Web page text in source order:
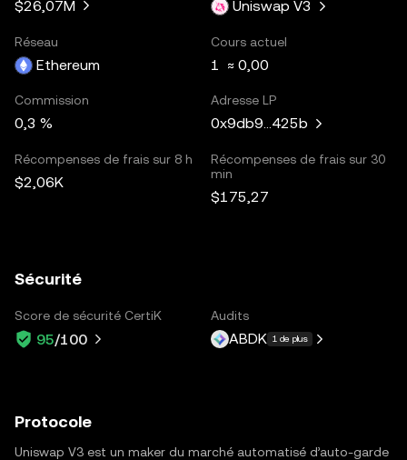
$26,07M Uniswap V3
Réseau
Ethereum
Cours actuel
1 ≈ 0,00
Commission
0,3 %
Adresse LP
0x9db9...425b
Récompenses de frais sur 8 h
$2,06K
Récompenses de frais sur 30
min
$175,27
Sécurité
Score de sécurité CertiK
95/100
Audits
ABDK 1 de plus
Protocole
Uniswap V3 est un maker du marché automatisé d’auto-garde